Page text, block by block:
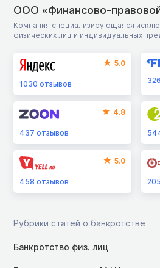
ООО «Финансово-
Компания специализирующаяся
физических лиц и индивидуальных
5.0
1030 отзывов
4.8
437 отзывов
5.0
458 отзывов
Рубрики статей о банкротстве
Банкротство физ. лиц